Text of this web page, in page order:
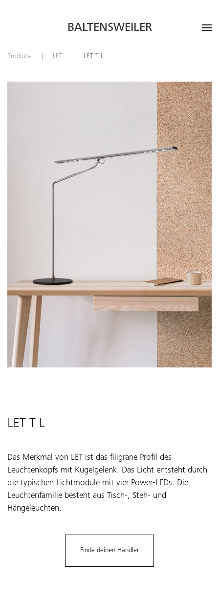
BALTENSWEILER
Produkte LET LET T L
LET T L
Das Merkmal von LET ist das filigrane Profil des
Leuchtenkopfs mit Kugelgelenk. Das Licht entsteht durch
die typischen Lichtmodule mit vier Power-LEDs. Die
Leuchtenfamilie besteht aus Tisch-, Steh- und
Hängeleuchten.
Finde deinen Händler